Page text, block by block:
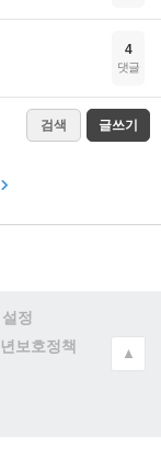
4
댓글
검색 글쓰기
설정
보호정책
▲